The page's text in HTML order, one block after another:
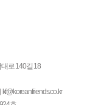
로 140길 18